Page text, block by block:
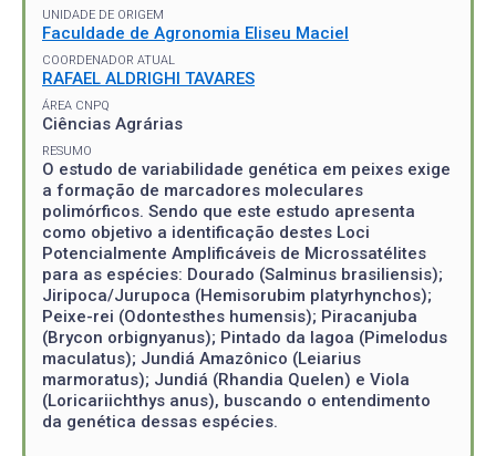
UNIDADE DE ORIGEM
Faculdade de Agronomia Eliseu Maciel
COORDENADOR ATUAL
RAFAEL ALDRIGHI TAVARES
ÁREA CNPQ
Ciências Agrárias
RESUMO
O estudo de variabilidade genética em peixes exige
a formação de marcadores moleculares
polimórficos. Sendo que este estudo apresenta
como objetivo a identificação destes Loci
Potencialmente Amplificáveis de Microssatélites
para as espécies: Dourado (Salminus brasiliensis);
Jiripoca/Jurupoca (Hemisorubim platyrhynchos);
Peixe-rei (Odontesthes humensis); Piracanjuba
(Brycon orbignyanus); Pintado da lagoa (Pimelodus
maculatus); Jundiá Amazônico (Leiarius
marmoratus); Jundiá (Rhandia Quelen) e Viola
(Loricariichthys anus), buscando o entendimento
da genética dessas espécies.